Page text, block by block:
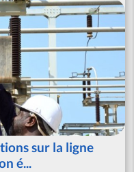
sur la ligne
é...